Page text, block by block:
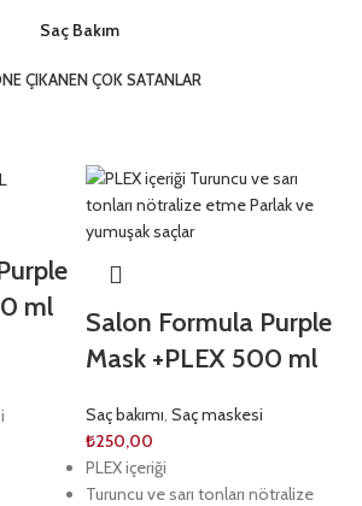
Saç Bakım
ÇIKANEN ÇOK SATANLAR
ml
Salon Formula Purple
Mask +PLEX 500 ml
Saç bakımı, Saç maskesi
₺250,00
PLEX içeriği
Turuncu ve sarı tonları nötralize